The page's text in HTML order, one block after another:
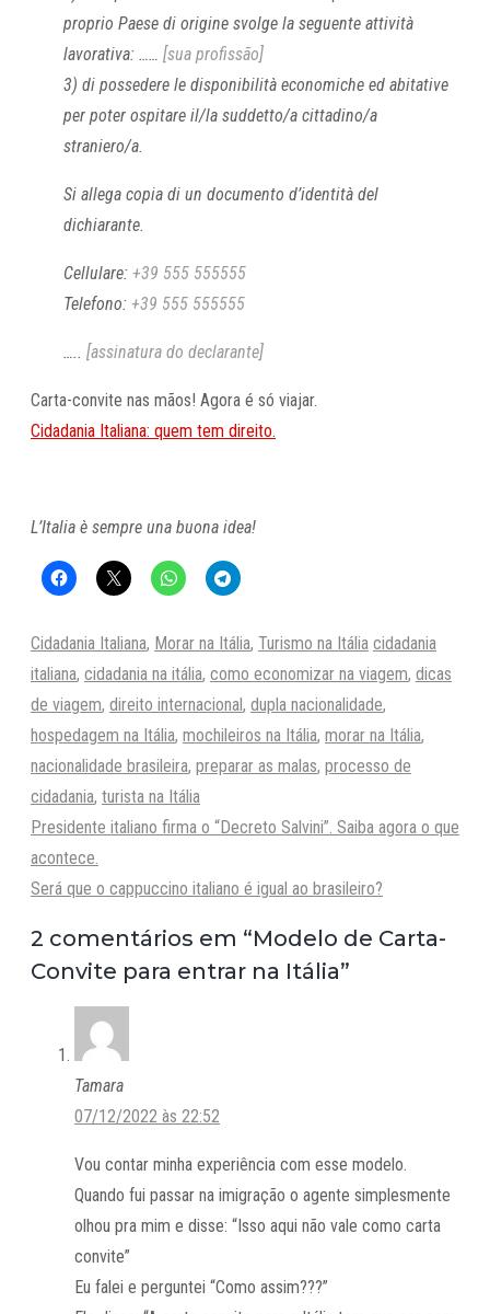
proprio Paese di origine svolge la seguente attività
lavorativa: …… [sua profissão]
3) di possedere le disponibilità economiche ed abitative
per poter ospitare il/la suddetto/a cittadino/a
straniero/a.
Si allega copia di un documento d’identità del
dichiarante.
Cellulare: +39 555 555555
Telefono: +39 555 555555
[assinatura do declarante]
Carta-convite nas mãos! Agora é só viajar.
Cidadania Italiana: quem tem direito.
L’Italia è sempre una buona idea!
Categorias
Cidadania Italiana, Morar na Itália, Turismo na Itália Tags
cidadania
italiana, cidadania na itália, como economizar na viagem, dicas
de viagem, direito internacional, dupla nacionalidade,
hospedagem na Itália, mochileiros na Itália, morar na Itália,
nacionalidade brasileira, preparar as malas, processo de
cidadania, turista na Itália
Presidente italiano firma o “Decreto Salvini”. Saiba agora o que
acontece.
Será que o cappuccino italiano é igual ao brasileiro?
2 comentários em “Modelo de Carta-
Convite para entrar na Itália”
Tamara
07/12/2022 às 22:52
Vou contar minha experiência com esse modelo.
Quando fui passar na imigração o agente simplesmente
olhou pra mim e disse: “Isso aqui não vale como carta
convite”
Eu falei e perguntei “Como assim???”